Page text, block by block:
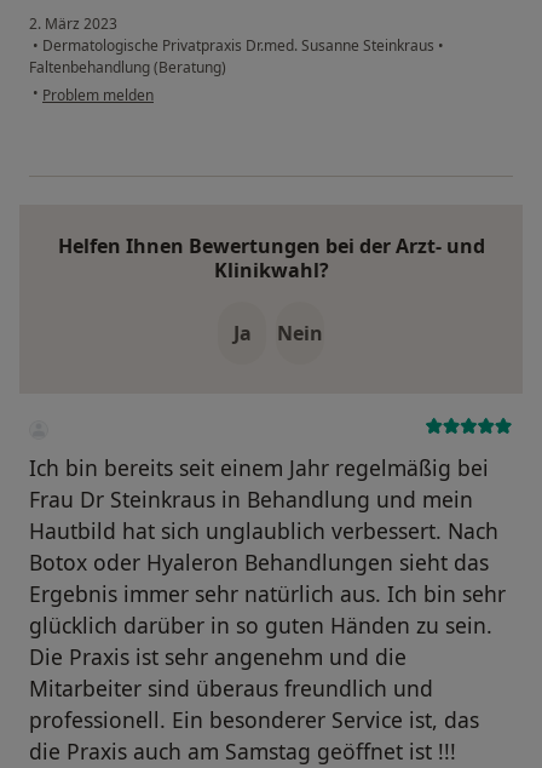
2. März 2023
• Dermatologische Privatpraxis Dr.med. Susanne Steinkraus •
Faltenbehandlung (Beratung)
• Problem melden
Helfen Ihnen Bewertungen bei der Arzt- und
Klinikwahl?
Ja Nein
Ich bin bereits seit einem Jahr regelmäßig bei
Frau Dr Steinkraus in Behandlung und mein
Hautbild hat sich unglaublich verbessert. Nach
Botox oder Hyaleron Behandlungen sieht das
Ergebnis immer sehr natürlich aus. Ich bin sehr
glücklich darüber in so guten Händen zu sein.
Die Praxis ist sehr angenehm und die
Mitarbeiter sind überaus freundlich und
professionell. Ein besonderer Service ist, das
die Praxis auch am Samstag geöffnet ist !!!